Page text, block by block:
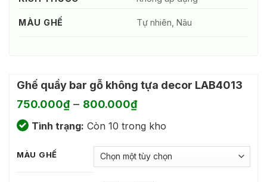
MÀU GHẾ Tự nhiên, Nâu
Ghế quầy bar gỗ không tựa decor LAB4013
750.000₫ – 800.000₫Khoảng
từ
đến
800.000₫
Tình trạng: Còn 10 trong kho
MÀU GHẾ